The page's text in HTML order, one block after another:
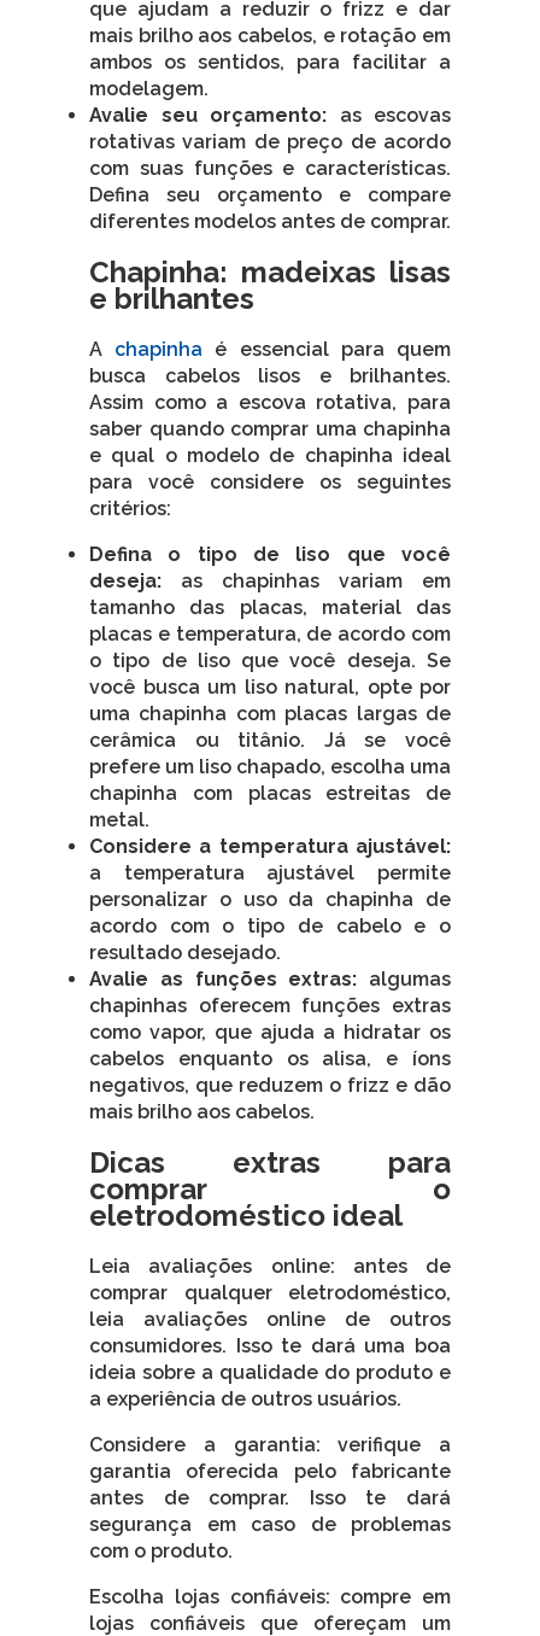
que ajudam a reduzir o frizz e dar
mais brilho aos cabelos, e rotação em
ambos os sentidos, para facilitar a
modelagem.
Avalie seu orçamento: as escovas
rotativas variam de preço de acordo
com suas funções e características.
Defina seu orçamento e compare
diferentes modelos antes de comprar.
Chapinha: madeixas lisas
e brilhantes
A chapinha é essencial para quem
busca cabelos lisos e brilhantes.
Assim como a escova rotativa, para
saber quando comprar uma chapinha
e qual o modelo de chapinha ideal
para você considere os seguintes
critérios:
Defina o tipo de liso que você
deseja: as chapinhas variam em
tamanho das placas, material das
placas e temperatura, de acordo com
o tipo de liso que você deseja. Se
você busca um liso natural, opte por
uma chapinha com placas largas de
cerâmica ou titânio. Já se você
prefere um liso chapado, escolha uma
chapinha com placas estreitas de
metal.
Considere a temperatura ajustável:
a temperatura ajustável permite
personalizar o uso da chapinha de
acordo com o tipo de cabelo e o
resultado desejado.
Avalie as funções extras: algumas
chapinhas oferecem funções extras
como vapor, que ajuda a hidratar os
cabelos enquanto os alisa, e íons
negativos, que reduzem o frizz e dão
mais brilho aos cabelos.
Dicas extras para
comprar o
eletrodoméstico ideal
Leia avaliações online: antes de
comprar qualquer eletrodoméstico,
leia avaliações online de outros
consumidores. Isso te dará uma boa
ideia sobre a qualidade do produto e
a experiência de outros usuários.
Considere a garantia: verifique a
garantia oferecida pelo fabricante
antes de comprar. Isso te dará
segurança em caso de problemas
com o produto.
Escolha lojas confiáveis: compre em
lojas confiáveis que ofereçam um